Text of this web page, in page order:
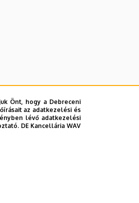
Önt, hogy a Debreceni
az adatkezelési és
lévő adatkezelési
DE Kancellária WAV